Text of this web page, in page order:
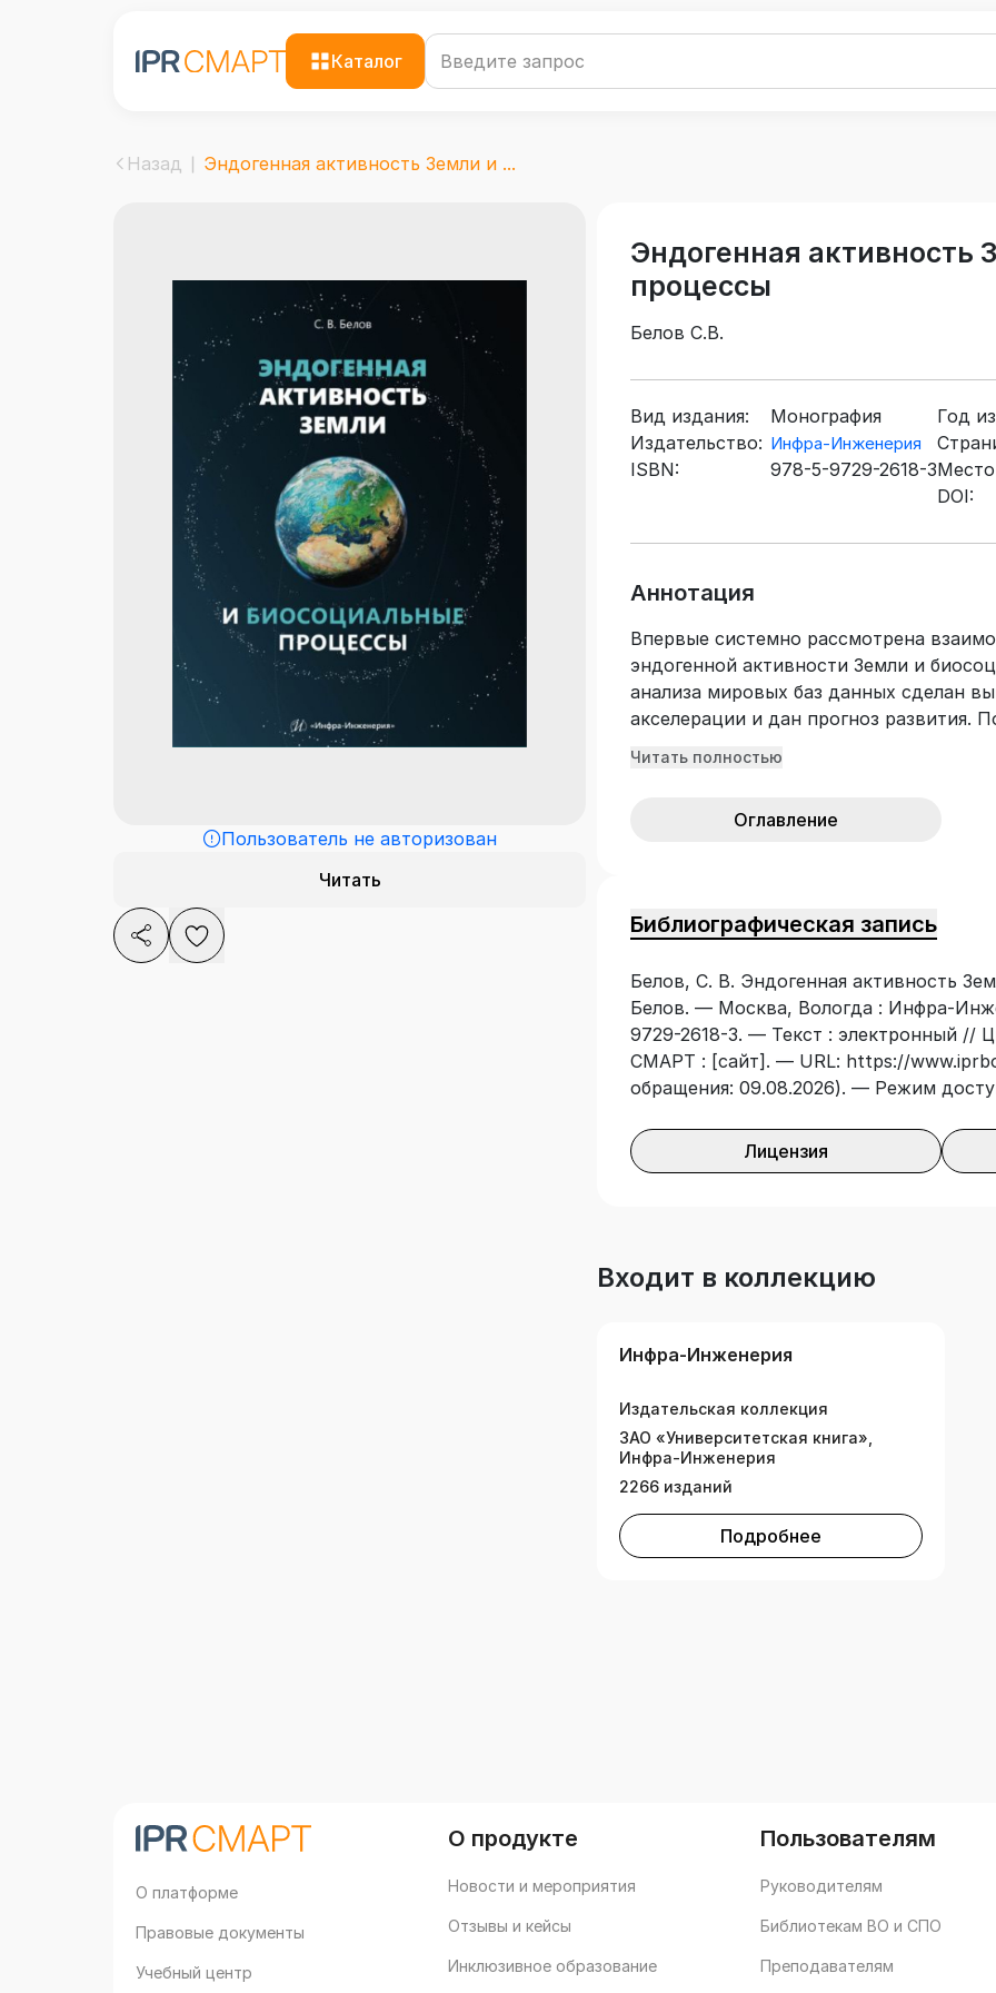
Каталог
Назад Эндогенная активность Земли и ...
Пользователь не авторизован
Читать
Эндогенная активность
процессы
Белов С.В.
Вид издания:
Монография
Издательство: Инфра-Инженерия
ISBN: 978-5-9729-2618-3
Год
DOI:
Аннотация
Впервые системно рассмотрена
эндогенной активности Земли и
анализа мировых баз данных сделан
акселерации и дан прогноз развития.
формировании биоты и социума.
контексте. Предложена гелио-био-
и отдалённого будущего. Для
дополнительного образования в
движения и др.
Читать полностью
Оглавление
Библиографическая запись
Белов, С. В. Эндогенная активность
Белов. — Москва, Вологда : Инфра-
9729-2618-3. — Текст : электронный //
СМАРТ : [сайт]. — URL: https://
обращения: 09.08.2026). — Режим
Лицензия
Входит в коллекцию
Инфра-Инженерия
Издательская коллекция
ЗАО «Университетская книга»,
Инфра-Инженерия
2266 изданий
Подробнее
О платформе
Правовые документы
Учебный центр
О продукте
Новости и мероприятия
Отзывы и кейсы
Инклюзивное образование
Пользователям
Руководителям
Библиотекам ВО и СПО
Преподавателям